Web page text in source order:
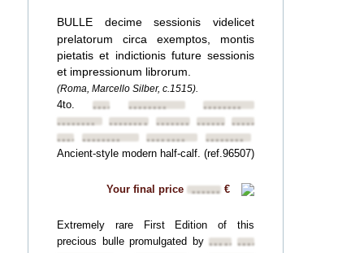
BULLE decime sessionis videlicet
prelatorum circa exemptos, montis
pietatis et indictionis future sessionis
et impressionum librorum.
(Roma, Marcello Silber, c.1515).
4to.••••••••••••••••
••••••••
••••••••
•••••••• •••••••• ••••••••••••••••
•••••••••••••••• ••••••••
••••••••
Ancient-style modern half-calf. (ref.96507)
Your final price •••••• €
Extremely rare First Edition of this
precious bulle promulgated by••••••••••••••••